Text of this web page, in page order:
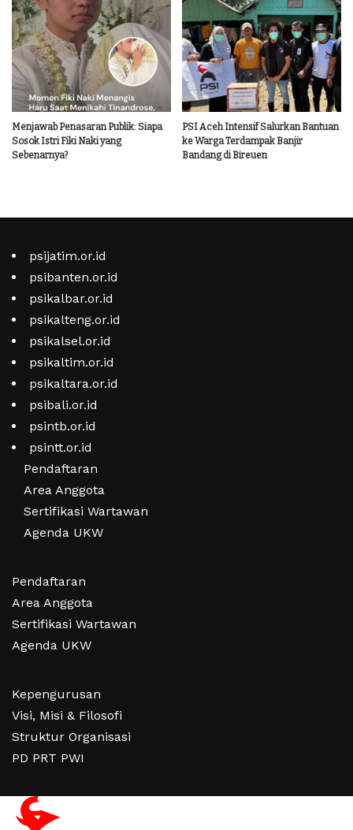
Menjawab Penasaran Publik: Siapa
Sosok Istri Fiki Naki yang
Sebenarnya?
PSI Aceh Intensif Salurkan Bantuan
ke Warga Terdampak Banjir
Bandang di Bireuen
psijatim.or.id
psibanten.or.id
psikalbar.or.id
psikalteng.or.id
psikalsel.or.id
psikaltim.or.id
psikaltara.or.id
psibali.or.id
psintb.or.id
psintt.or.id
Pendaftaran
Area Anggota
Sertifikasi Wartawan
Agenda UKW
Pendaftaran
Area Anggota
Sertifikasi Wartawan
Agenda UKW
Kepengurusan
Visi, Misi & Filosofi
Struktur Organisasi
PD PRT PWI